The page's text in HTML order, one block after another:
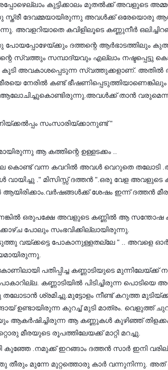
കുട്ടിക്കാലം മുതൽക്ക് അവളുടെ
സ്ത്രീ ദേവമ്മയായിരുന്നു അവൾക്ക് ഒരേയൊരു
അവളറിയാതെ കവിളിലൂടെ കണ്ണുനീർ
ദത്തന്റെ ആര്‍ഭാടത്തിലും
സ്വത്തും സമ്പാദ്യവും എല്ലാം നഷ്ടപ്പെട്ടു
കൂടി അവകാശപ്പെടുന്ന സ്വത്തുക്കളാണ്. അതിൽ
നേരിൽ കണ്ട്
താന്‍
സംസാരിയ്ക്കാനുണ്ട് "
ആ കത്തിന്റെ ഉള്ളടക്കം ..
കൊണ്ട് വന്ന കവറിൽ അവൾ വെറുതെ തലോടി
വായിച്ചു ." മിസിസ്സ് ദത്തൻ ".ഒരു വേള
ശേഷം ഇന്ന് ദത്തൻ
ഒരുപക്ഷേ അവളുടെ കണ്ണിൽ ആ സന്തോഷ
പോലും സംഭവിക്കില്ലായിരുന്നു.
വയ്ക്കട്ടെ പോകാനുള്ളതല്ലേ " .. അവളെ
പതിപ്പിച്ച കണ്ണാടിയുടെ
കണ്ണാടിയിൽ പിടിച്ചിരുന്ന പൊടിയെ
ശ്രമിച്ചു.മുട്ടോളം നീണ്ട് കറുത്ത
ഉണ്ടായിരുന്ന കുറച്ച് മുടി മാത്രം. വെളുത്ത്
ആകർഷിച്ചിരുന്ന ആ കണ്ണുകൾ കുഴിഞ്ഞ് തിളക്കം
മീരയുടെ രൂപത്തിലേയക്ക് മാറ്റി മറച്ചു.
.നമുക്ക് ഇറങ്ങാം ദത്തന്‍ സാര്‍ ഇനി
തീരും മുന്നേ മുറ്റത്തൊരു കാര്‍ വന്നുനിന്നു.